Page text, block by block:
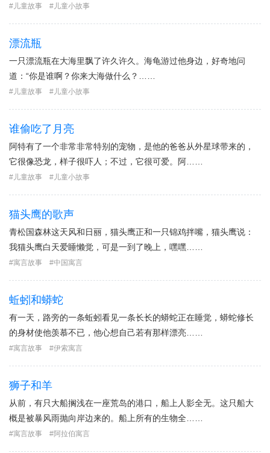
儿童故事 儿童小故事
漂流瓶
一只漂流瓶在大海里飘了许久许久。海龟游过他身边，好奇地问
道：“你是谁啊？你来大海做什么？……
儿童故事 儿童小故事
谁偷吃了月亮
阿特有了一个非常非常特别的宠物，是他的爸爸从外星球带来的，
它很像恐龙，样子很吓人；不过，它很可爱。阿……
儿童故事 儿童小故事
猫头鹰的歌声
青松国森林这天风和日丽，猫头鹰正和一只锦鸡拌嘴，猫头鹰说：
我猫头鹰白天爱睡懒觉，可是一到了晚上，嘿嘿……
寓言故事 中国寓言
蚯蚓和蟒蛇
有一天，路旁的一条蚯蚓看见一条长长的蟒蛇正在睡觉，蟒蛇修长
的身材使他羡慕不已，他心想自己若有那样漂亮……
寓言故事 伊索寓言
狮子和羊
从前，有只大船搁浅在一座荒岛的港口，船上人影全无。这只船大
概是被暴风雨抛向岸边来的。船上所有的生物全……
寓言故事 阿拉伯寓言